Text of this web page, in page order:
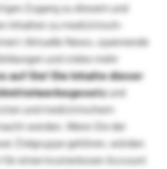
Zugang zu diesem und
Inhalten zu medizinisch-
Aktuelle News, spannende
und vieles mehr
auf Sie!Die Inhalte dieser
und
und medizinischem
werden. Wenn Sie der
Zielgruppe gehören, würden
einen kostenlosen Account